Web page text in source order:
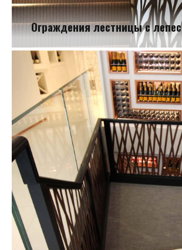
Ограждения лестницы с лепестками
Ограждения лестницы с